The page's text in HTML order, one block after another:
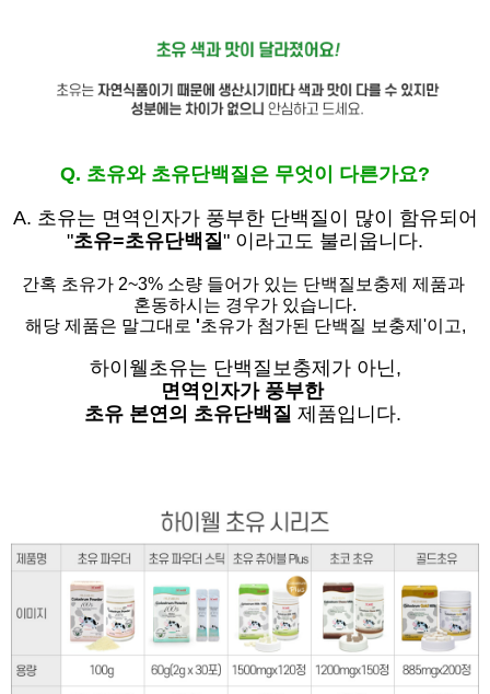
Q. 초유와 초유단백질은 무엇이 다른가요?
A. 초유는 면역인자가 풍부한 단백질이 많이 함유되어
"초유=초유단백질 " 이라고도 불리웁니다.
간혹 초유가 2~3% 소량 들어가 있는 단백질보충제 제품과
혼동하시는 경우가 있습니다.
해당 제품은 말그대로 '초유가 첨가된 단백질 보충제'이고,
하이웰초유는 단백질보충제가 아닌,
면역인자가 풍부한
초유 본연의 초유단백질 제품입니다.